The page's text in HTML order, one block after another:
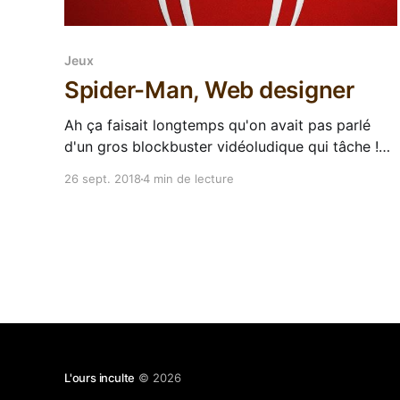
Jeux
Spider-Man, Web designer
Ah ça faisait longtemps qu'on avait pas parlé
d'un gros blockbuster vidéoludique qui tâche !
ressort l'argenterie et les petits fours pour nous
26 sept. 20184 min de lecture
L'ours inculte © 2026